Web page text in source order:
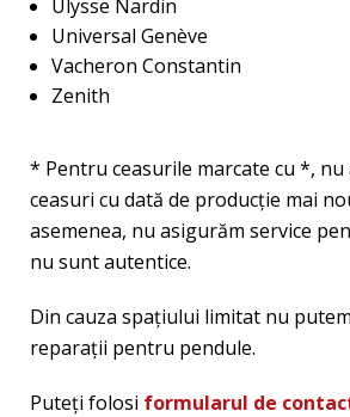
Ulysse Nardin
Universal Genève
Vacheron Constantin
Zenith
* Pentru ceasurile marcate cu *, nu
ceasuri cu dată de producție mai
asemenea, nu asigurăm service
nu sunt autentice.
Din cauza spațiului limitat nu
reparații pentru pendule.
Puteți folosi formularul de